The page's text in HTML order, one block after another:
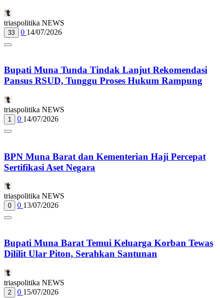
triaspolitika NEWS
33 0 14/07/2026
Bupati Muna Tunda Tindak Lanjut Rekomendasi
Pansus RSUD, Tunggu Proses Hukum Rampung
triaspolitika NEWS
1 0 14/07/2026
BPN Muna Barat dan Kementerian Haji Percepat
Sertifikasi Aset Negara
triaspolitika NEWS
0 0 13/07/2026
Bupati Muna Barat Temui Keluarga Korban Tewas
Dililit Ular Piton, Serahkan Santunan
triaspolitika NEWS
2 0 15/07/2026